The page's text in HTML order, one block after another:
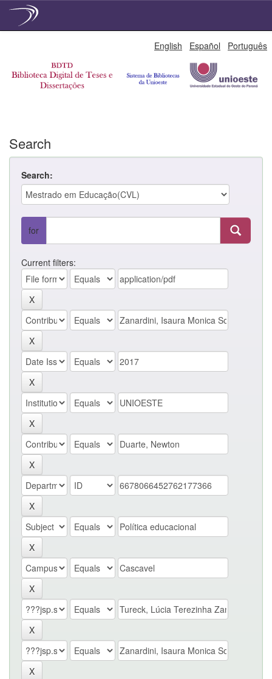
English Español Português
Search
Search:
for
Current filters: